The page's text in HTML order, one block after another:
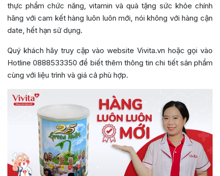
thực phẩm chức năng, vitamin và quà tặng sức khỏe chính
hãng với cam kết hàng luôn luôn mới, nói không với hàng cận
date, hết hạn sử dụng.
Quý khách hãy truy cập vào website Vivita.vn hoặc gọi vào
Hotline 0888533350 để biết thêm thông tin chi tiết sản phẩm
cùng với liệu trình và giá cả phù hợp.